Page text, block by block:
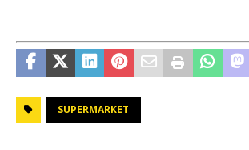
SUPERMARKET